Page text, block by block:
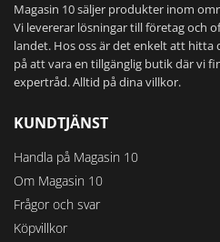
Magasin 10 säljer produkter inom
Vi levererar lösningar till företag och
landet. Hos oss är det enkelt att hitta
på att vara en tillgänglig butik där vi
expertråd. Alltid på dina villkor.
KUNDTJÄNST
Handla på Magasin 10
Om Magasin 10
Frågor och svar
Köpvillkor